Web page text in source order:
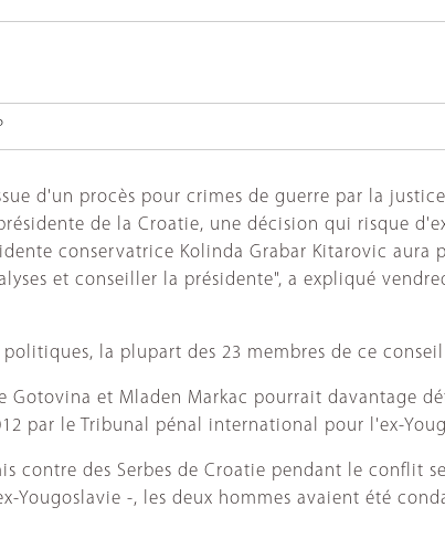
d'un procès pour crimes de guerre par la
de la Croatie, une décision qui risque
conservatrice Kolinda Grabar Kitarovic
et conseiller la présidente", a expliqué
la plupart des 23 membres de ce
Gotovina et Mladen Markac pourrait davantage
par le Tribunal pénal international pour l'ex-
contre des Serbes de Croatie pendant le conflit
Yougoslavie -, les deux hommes avaient été